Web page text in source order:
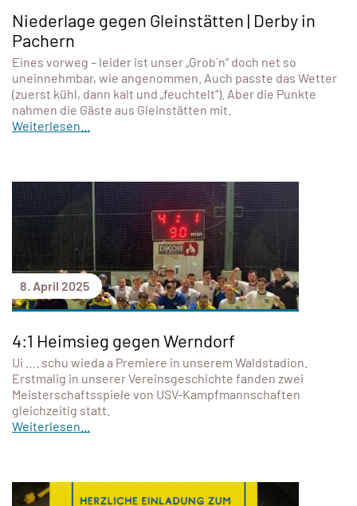
Niederlage gegen Gleinstätten | Derby in
Pachern
Eines vorweg – leider ist unser „Grob`n“ doch net so
uneinnehmbar, wie angenommen. Auch passte das Wetter
(zuerst kühl, dann kalt und „feuchtelt“). Aber die Punkte
nahmen die Gäste aus Gleinstätten mit.
Weiterlesen...
8. April 2025
4:1 Heimsieg gegen Werndorf
Ui …. schu wieda a Premiere in unserem Waldstadion.
Erstmalig in unserer Vereinsgeschichte fanden zwei
Meisterschaftsspiele von USV-Kampfmannschaften
gleichzeitig statt.
Weiterlesen...